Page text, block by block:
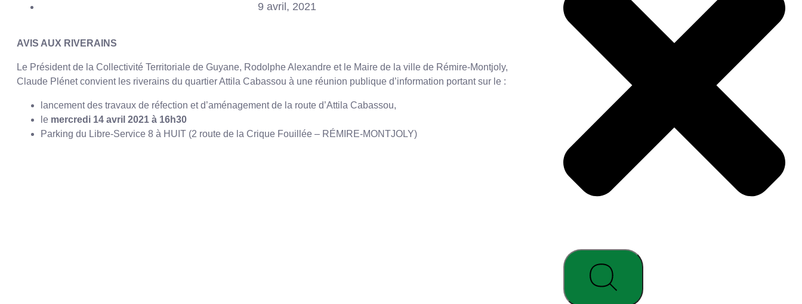
9 avril, 2021
AVIS AUX RIVERAINS
Le Président de la Collectivité Territoriale de Guyane, Rodolphe Alexandre et le Maire de la ville de Rémire-Montjoly,
Claude Plénet convient les riverains du quartier Attila Cabassou à une réunion publique d’information portant sur le :
lancement des travaux de réfection et d’aménagement de la route d’Attila Cabassou,
le mercredi 14 avril 2021 à 16h30
Parking du Libre-Service 8 à HUIT (2 route de la Crique Fouillée – RÉMIRE-MONTJOLY)